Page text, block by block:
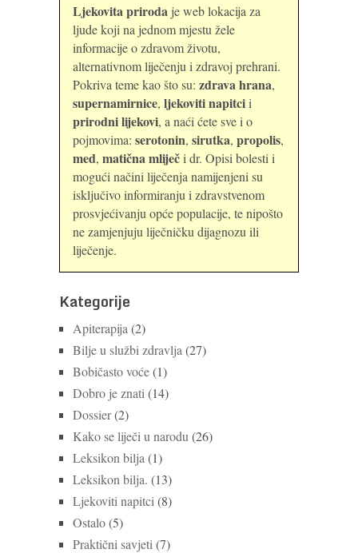
Ljekovita priroda je web lokacija za
ljude koji na jednom mjestu žele
informacije o zdravom životu,
alternativnom liječenju i zdravoj prehrani.
Pokriva teme kao što su: zdrava hrana,
supernamirnice, ljekoviti napitcii
prirodni lijekovi, a naći ćete sve i o
pojmovima: serotonin, sirutka, propolis,
med, matična mliječi dr. Opisi bolesti i
mogući načini liječenja namijenjeni su
isključivo informiranju i zdravstvenom
prosvjećivanju opće populacije, te nipošto
ne zamjenjuju liječničku dijagnozu ili
liječenje.
Kategorije
Apiterapija (2)
Bilje u službi zdravlja (27)
Bobičasto voće(1)
Dobro je znati (14)
Dossier(2)
Kako se liječi u narodu (26)
Leksikon bilja (1)
Leksikon bilja. (13)
Ljekoviti napitci (8)
Ostalo(5)
Praktični savjeti (7)